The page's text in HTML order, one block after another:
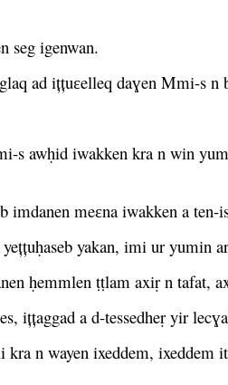
seg igenwan.
ad ițțuɛelleq daɣen Mmi-s n
awḥid iwakken kra n win
imdanen meɛna iwakken a ten-
yakan, imi ur yumin
ḥemmlen ṭṭlam axiṛ n tafat,
ițțaggad a d-tessedheṛ yir
n wayen ixeddem, ixeddem